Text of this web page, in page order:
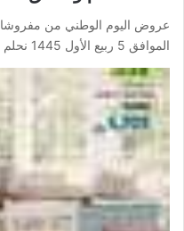
الموافق 5 ربيع الأول 1445 نحلم و نحقق عروض…